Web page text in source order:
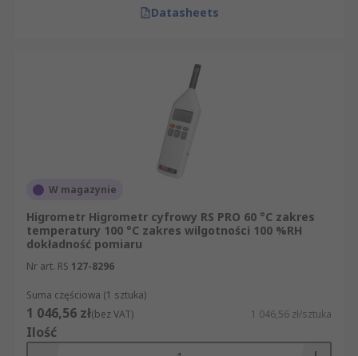
Datasheets
W magazynie
Higrometr Higrometr cyfrowy RS PRO 60 °C zakres
temperatury 100 °C zakres wilgotności 100 %RH
dokładność pomiaru
Nr art. RS 127-8296
Suma częściowa (1 sztuka)
1 046,56 zł(bez VAT) 1 046,56 zł/sztuka
Ilość